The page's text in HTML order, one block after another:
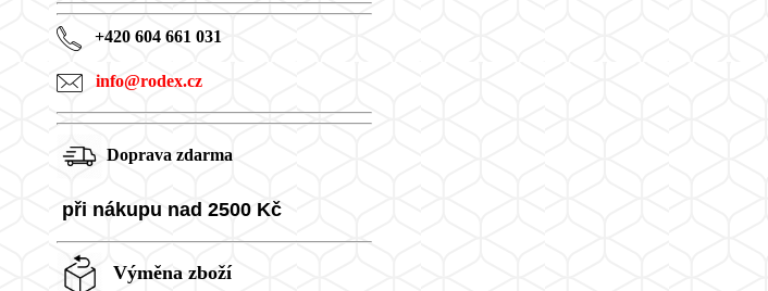
+420 604 661 031
info@rodex.cz
Doprava zdarma
při nákupu nad 2500 Kč
Výměna zboží